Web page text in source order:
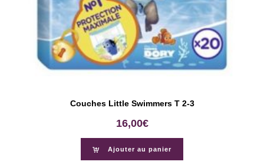
Couches Little Swimmers T 2-3
16,00€
Ajouter au panier